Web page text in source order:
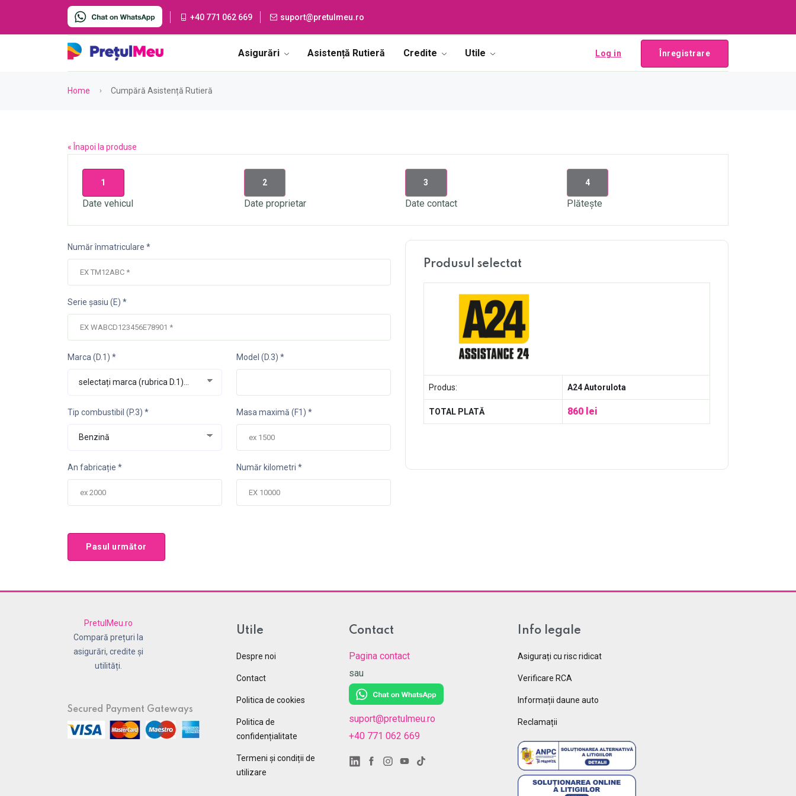
+40 771 062 669 suport@pretulmeu.ro
Asigurări Asistență Rutieră Credite Utile Log in Înregistrare
Home Cumpără Asistență Rutieră
« Înapoi la produse
1
Date vehicul
2
Date proprietar
3
Date contact
4
Plătește
Număr înmatriculare *
Serie șasiu (E) *
Marca (D.1) * Model (D.3) *
Tip combustibil (P.3) * Masa maximă (F1) *
An fabricație * Număr kilometri *
Pasul următor
Produsul selectat
Produs: A24 Autorulota
TOTAL PLATĂ 860 lei
PretulMeu.ro
Compară prețuri la
asigurări, credite și
utilități.
Secured Payment Gateways
Utile
Despre noi
Contact
Politica de cookies
Politica de
confidențialitate
Termeni și condiții de
utilizare
Contact
Pagina contact
sau
suport@pretulmeu.ro
+40 771 062 669
Info legale
Asigurați cu risc ridicat
Verificare RCA
Informații daune auto
Reclamații